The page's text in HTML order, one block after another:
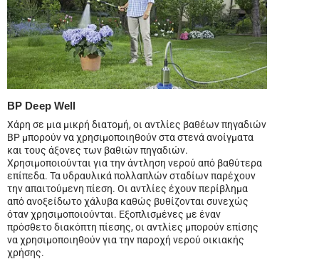
BP Deep Well
Χάρη σε μια μικρή διατομή, οι αντλίες βαθέων πηγαδιών
BP μπορούν να χρησιμοποιηθούν στα στενά ανοίγματα
και τους άξονες των βαθιών πηγαδιών.
Χρησιμοποιούνται για την άντληση νερού από βαθύτερα
επίπεδα. Τα υδραυλικά πολλαπλών σταδίων παρέχουν
την απαιτούμενη πίεση. Οι αντλίες έχουν περίβλημα
από ανοξείδωτο χάλυβα καθώς βυθίζονται συνεχώς
όταν χρησιμοποιούνται. Εξοπλισμένες με έναν
πρόσθετο διακόπτη πίεσης, οι αντλίες μπορούν επίσης
να χρησιμοποιηθούν για την παροχή νερού οικιακής
χρήσης.